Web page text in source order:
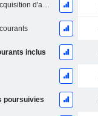
Dépréciation coût d'acquisition d'actifs
inclus
poursuivies